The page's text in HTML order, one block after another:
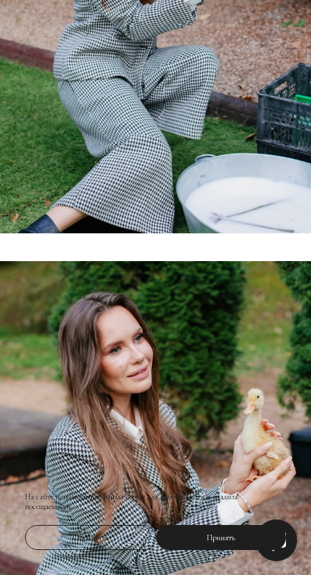
На сайте используются файлы cookie для работы сайта и анализа
посещаемости.
Отклонить Принять